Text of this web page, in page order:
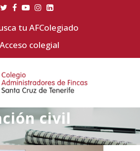
tu AFColegiado
Acceso colegial
civil